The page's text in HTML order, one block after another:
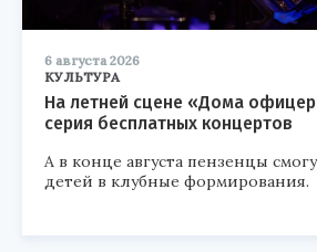
6 августа 2026
КУЛЬТУРА
На летней сцене «Дома
серия бесплатных концертов
А в конце августа пензенцы
детей в клубные формирования.